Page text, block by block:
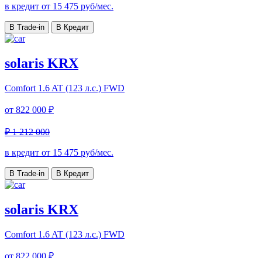
в кредит от 15 475 руб/мес.
В Trade-in В Кредит
solaris KRX
Comfort 1.6 AT (123 л.с.) FWD
от 822 000 ₽
₽ 1 212 000
в кредит от 15 475 руб/мес.
В Trade-in В Кредит
solaris KRX
Comfort 1.6 AT (123 л.с.) FWD
от 822 000 ₽